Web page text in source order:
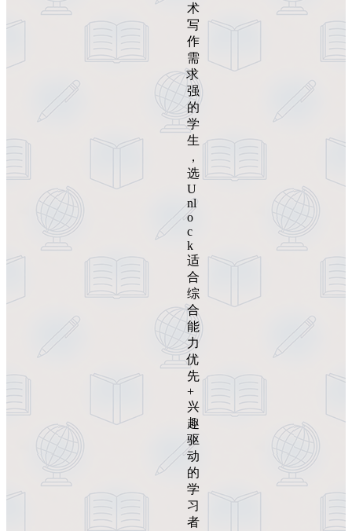
术
写
作
需
求
强
的
学
生
，
选
U
nl
o
c
k
适
合
综
合
能
力
优
先
+
兴
趣
驱
动
的
学
习
者